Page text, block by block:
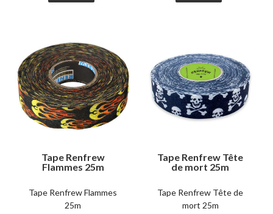
Tape Renfrew
Flammes 25m
Tape Renfrew Flammes
25m
Tape Renfrew Tête
de mort 25m
Tape Renfrew Tête de
mort 25m